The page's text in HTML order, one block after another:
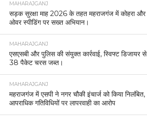
MAHARAJGANJ
सड़क सुरक्षा माह 2026 के तहत महराजगंज में कोहरा और
ओवर स्पीडिंग पर सख्त अभियान।
MAHARAJGANJ
एसएसबी और पुलिस की संयुक्त कार्रवाई, स्विफ्ट डिजायर से
38 पैकेट चरस जब्त।
MAHARAJGANJ
महराजगंज में एसपी ने नगर चौकी इंचार्ज को किया निलंबित,
आपराधिक गतिविधियों पर लापरवाही का आरोप